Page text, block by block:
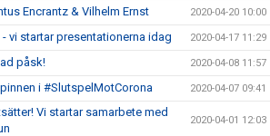
Encrantz & Vilhelm Ernst 2020-04-20 10:00
vi startar presentationerna idag 2020-04-17 11:29
påsk! 2020-04-08 11:57
i #SlutspelMotCorona 2020-04-07 09:41
Vi startar samarbete med
2020-04-01 12:03